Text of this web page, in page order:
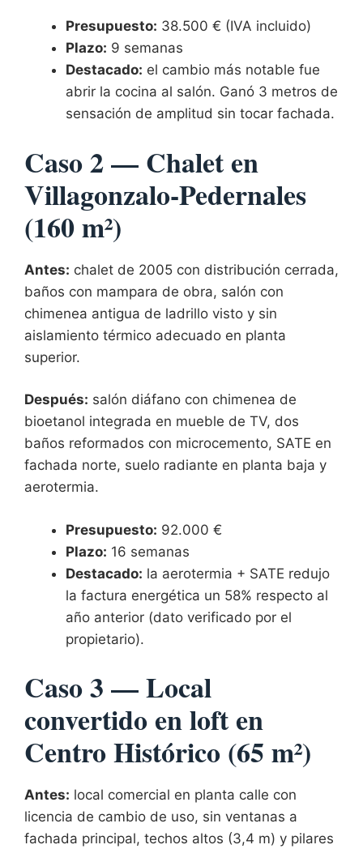
Presupuesto: 38.500 € (IVA incluido)
Plazo: 9 semanas
Destacado: el cambio más notable fue
abrir la cocina al salón. Ganó 3 metros de
sensación de amplitud sin tocar fachada.
Caso 2 — Chalet en
Villagonzalo-Pedernales
(160 m²)
Antes: chalet de 2005 con distribución cerrada,
baños con mampara de obra, salón con
chimenea antigua de ladrillo visto y sin
aislamiento térmico adecuado en planta
superior.
Después: salón diáfano con chimenea de
bioetanol integrada en mueble de TV, dos
baños reformados con microcemento, SATE en
fachada norte, suelo radiante en planta baja y
aerotermia.
Presupuesto: 92.000 €
Plazo: 16 semanas
Destacado: la aerotermia + SATE redujo
la factura energética un 58% respecto al
año anterior (dato verificado por el
propietario).
Caso 3 — Local
convertido en loft en
Centro Histórico (65 m²)
Antes: local comercial en planta calle con
licencia de cambio de uso, sin ventanas a
fachada principal, techos altos (3,4 m) y pilares